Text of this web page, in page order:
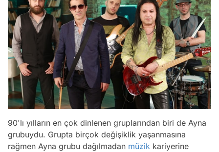
90'lı yılların en çok dinlenen gruplarından biri de Ayna
grubuydu. Grupta birçok değişiklik yaşanmasına
rağmen Ayna grubu dağılmadan müzik kariyerine